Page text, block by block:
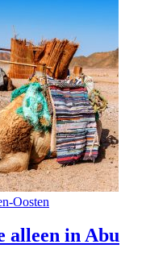
Oosten
alleen in Abu